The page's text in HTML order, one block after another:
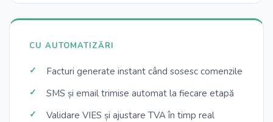
CU AUTOMATIZĂRI
Facturi generate instant când sosesc comenzile
SMS și email trimise automat la fiecare etapă
Validare VIES și ajustare TVA în timp real